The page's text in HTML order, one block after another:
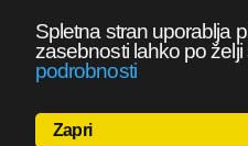
Spletna stran uporablja
zasebnosti lahko po želji
podrobnosti
Zapri